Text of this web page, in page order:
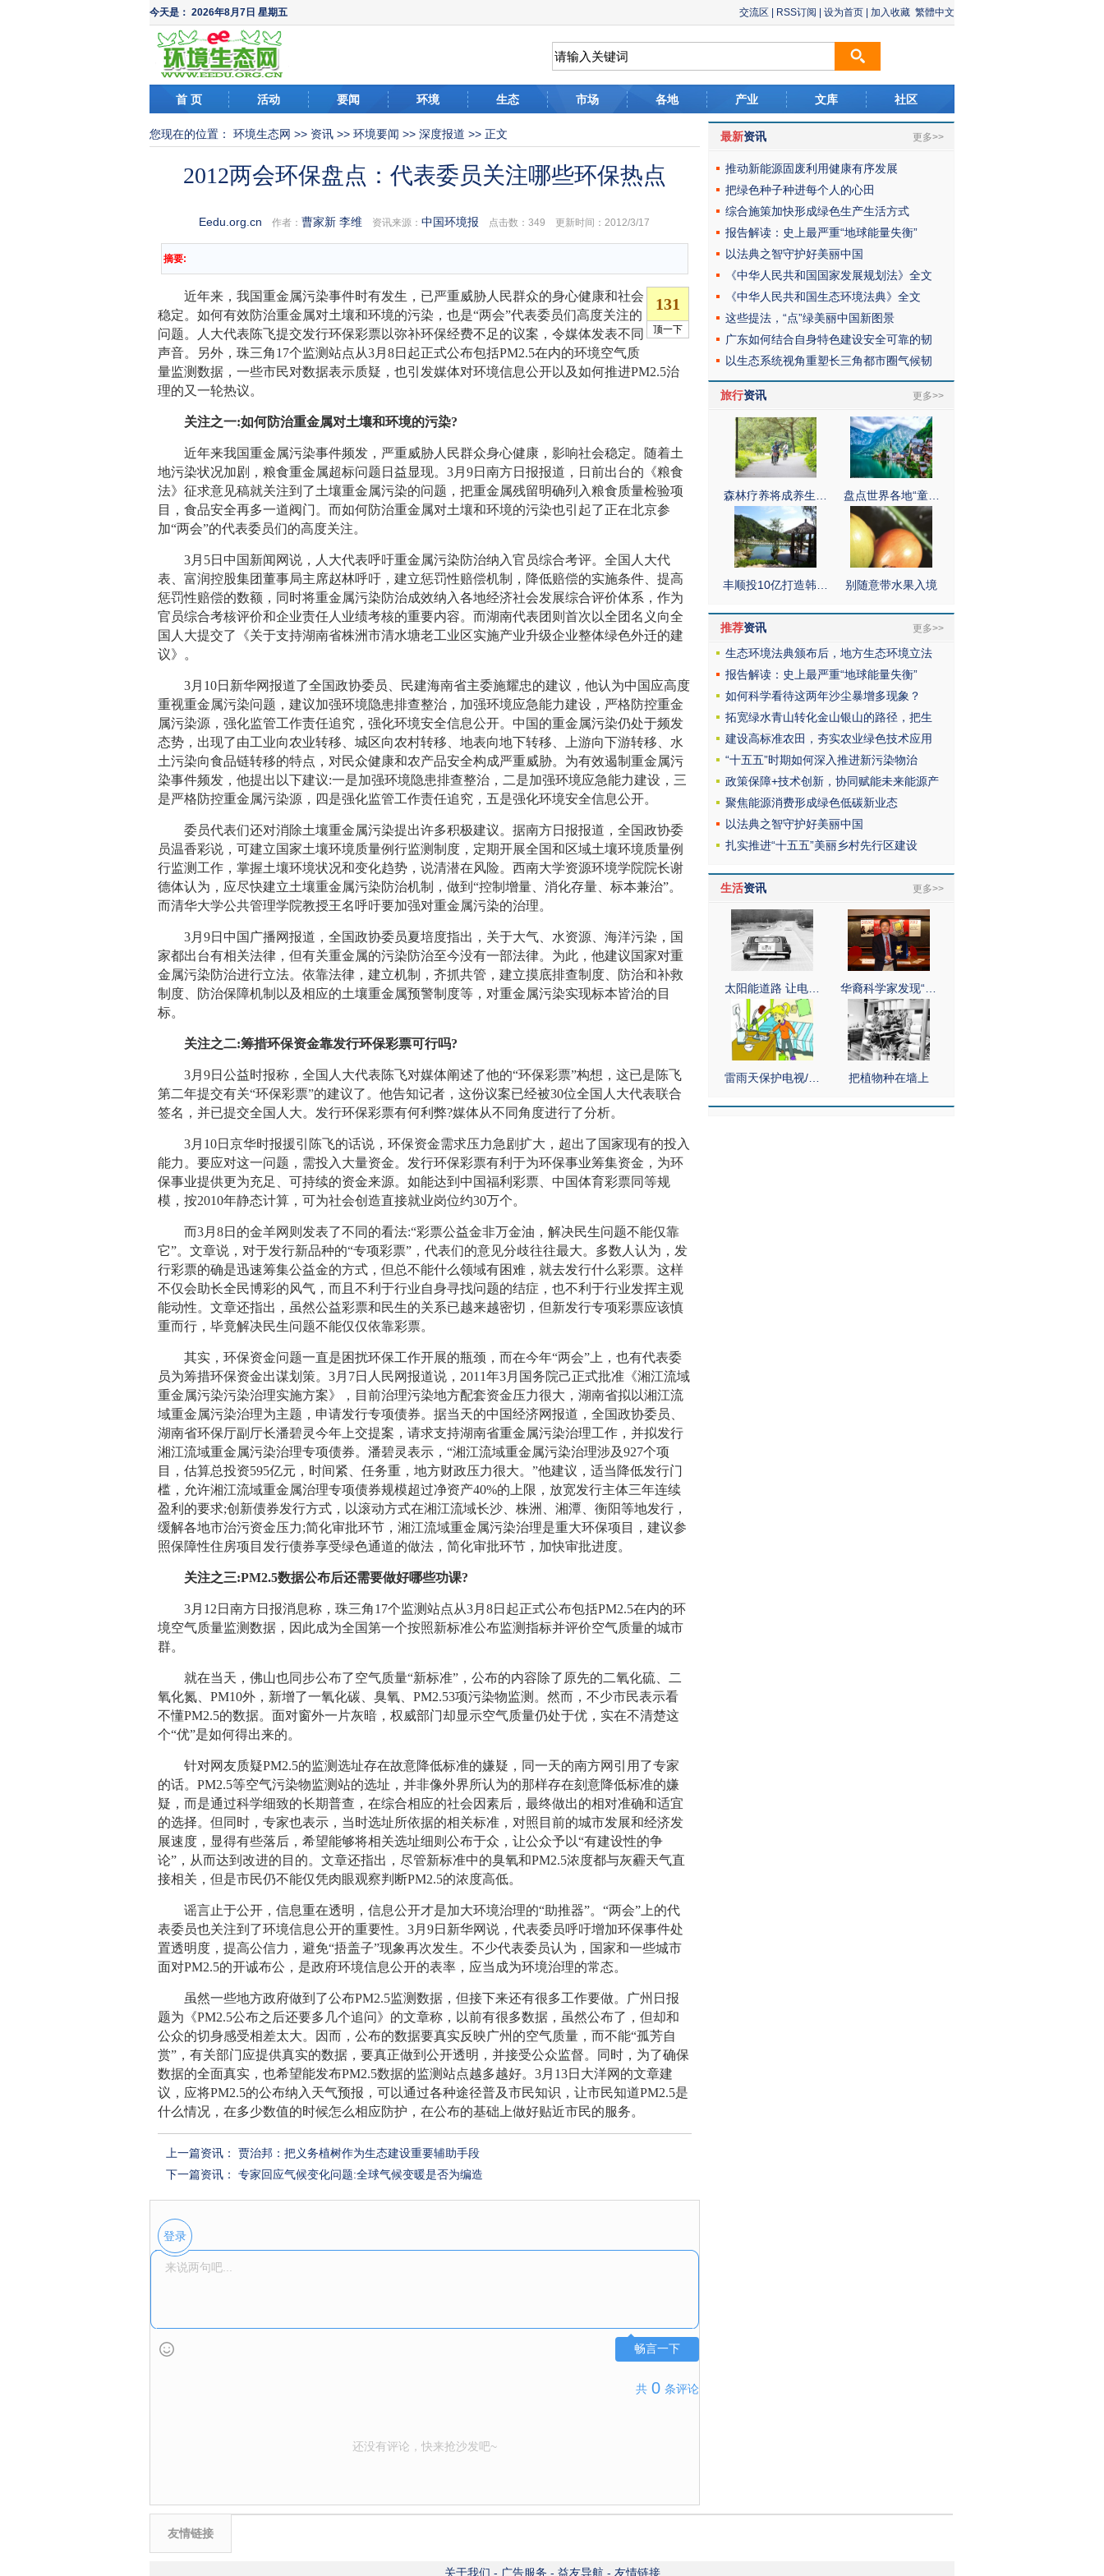
今天是： 2026年8月7日 星期五 交流区 RSS订阅 设为首页 加入收藏 繁體中文
首 页 活动 要闻 环境 生态 市场 各地 产业 文库 社区
您现在的位置： 环境生态网 >> 资讯 >> 环境要闻 >> 深度报道 >> 正文
2012两会环保盘点：代表委员关注哪些环保热点
Eedu.org.cn 作者： 曹家新 李维 资讯来源：中国环境报 点击数：349 更新时间：2012/3/17
摘要:
近年来，我国重金属污染事件时有发生，已严重威胁人民群众的身心健康和社会
稳定。如何有效防治重金属对土壤和环境的污染，也是“两会”代表委员们高度关注的
问题。人大代表陈飞提交发行环保彩票以弥补环保经费不足的议案，令媒体发表不同
声音。另外，珠三角17个监测站点从3月8日起正式公布包括PM2.5在内的环境空气质
量监测数据，一些市民对数据表示质疑，也引发媒体对环境信息公开以及如何推进PM2.5治
理的又一轮热议。
关注之一:如何防治重金属对土壤和环境的污染?
近年来我国重金属污染事件频发，严重威胁人民群众身心健康，影响社会稳定。随着土
地污染状况加剧，粮食重金属超标问题日益显现。3月9日南方日报报道，日前出台的《粮食
法》征求意见稿就关注到了土壤重金属污染的问题，把重金属残留明确列入粮食质量检验项
目，食品安全再多一道阀门。而如何防治重金属对土壤和环境的污染也引起了正在北京参
加“两会”的代表委员们的高度关注。
3月5日中国新闻网说，人大代表呼吁重金属污染防治纳入官员综合考评。全国人大代
表、富润控股集团董事局主席赵林呼吁，建立惩罚性赔偿机制，降低赔偿的实施条件、提高
惩罚性赔偿的数额，同时将重金属污染防治成效纳入各地经济社会发展综合评价体系，作为
官员综合考核评价和企业责任人业绩考核的重要内容。而湖南代表团则首次以全团名义向全
国人大提交了《关于支持湖南省株洲市清水塘老工业区实施产业升级企业整体绿色外迁的建
议》。
3月10日新华网报道了全国政协委员、民建海南省主委施耀忠的建议，他认为中国应高度
重视重金属污染问题，建议加强环境隐患排查整治，加强环境应急能力建设，严格防控重金
属污染源，强化监管工作责任追究，强化环境安全信息公开。中国的重金属污染仍处于频发
态势，出现了由工业向农业转移、城区向农村转移、地表向地下转移、上游向下游转移、水
土污染向食品链转移的特点，对民众健康和农产品安全构成严重威胁。为有效遏制重金属污
染事件频发，他提出以下建议:一是加强环境隐患排查整治，二是加强环境应急能力建设，三
是严格防控重金属污染源，四是强化监管工作责任追究，五是强化环境安全信息公开。
委员代表们还对消除土壤重金属污染提出许多积极建议。据南方日报报道，全国政协委
员温香彩说，可建立国家土壤环境质量例行监测制度，定期开展全国和区域土壤环境质量例
行监测工作，掌握土壤环境状况和变化趋势，说清潜在风险。西南大学资源环境学院院长谢
德体认为，应尽快建立土壤重金属污染防治机制，做到“控制增量、消化存量、标本兼治”。
而清华大学公共管理学院教授王名呼吁要加强对重金属污染的治理。
3月9日中国广播网报道，全国政协委员夏培度指出，关于大气、水资源、海洋污染，国
家都出台有相关法律，但有关重金属的污染防治至今没有一部法律。为此，他建议国家对重
金属污染防治进行立法。依靠法律，建立机制，齐抓共管，建立摸底排查制度、防治和补救
制度、防治保障机制以及相应的土壤重金属预警制度等，对重金属污染实现标本皆治的目
标。
关注之二:筹措环保资金靠发行环保彩票可行吗?
3月9日公益时报称，全国人大代表陈飞对媒体阐述了他的“环保彩票”构想，这已是陈飞
第二年提交有关“环保彩票”的建议了。他告知记者，这份议案已经被30位全国人大代表联合
签名，并已提交全国人大。发行环保彩票有何利弊?媒体从不同角度进行了分析。
3月10日京华时报援引陈飞的话说，环保资金需求压力急剧扩大，超出了国家现有的投入
能力。要应对这一问题，需投入大量资金。发行环保彩票有利于为环保事业筹集资金，为环
保事业提供更为充足、可持续的资金来源。如能达到中国福利彩票、中国体育彩票同等规
模，按2010年静态计算，可为社会创造直接就业岗位约30万个。
而3月8日的金羊网则发表了不同的看法:“彩票公益金非万金油，解决民生问题不能仅靠
它”。文章说，对于发行新品种的“专项彩票”，代表们的意见分歧往往最大。多数人认为，发
行彩票的确是迅速筹集公益金的方式，但总不能什么领域有困难，就去发行什么彩票。这样
不仅会助长全民博彩的风气，而且不利于行业自身寻找问题的结症，也不利于行业发挥主观
能动性。文章还指出，虽然公益彩票和民生的关系已越来越密切，但新发行专项彩票应该慎
重而行，毕竟解决民生问题不能仅仅依靠彩票。
其实，环保资金问题一直是困扰环保工作开展的瓶颈，而在今年“两会”上，也有代表委
员为筹措环保资金出谋划策。3月7日人民网报道说，2011年3月国务院己正式批准《湘江流域
重金属污染污染治理实施方案》，目前治理污染地方配套资金压力很大，湖南省拟以湘江流
域重金属污染治理为主题，申请发行专项债券。据当天的中国经济网报道，全国政协委员、
湖南省环保厅副厅长潘碧灵今年上交提案，请求支持湖南省重金属污染治理工作，并拟发行
湘江流域重金属污染治理专项债券。潘碧灵表示，“湘江流域重金属污染治理涉及927个项
目，估算总投资595亿元，时间紧、任务重，地方财政压力很大。”他建议，适当降低发行门
槛，允许湘江流域重金属治理专项债券规模超过净资产40%的上限，放宽发行主体三年连续
盈利的要求;创新债券发行方式，以滚动方式在湘江流域长沙、株洲、湘潭、衡阳等地发行，
缓解各地市治污资金压力;简化审批环节，湘江流域重金属污染治理是重大环保项目，建议参
照保障性住房项目发行债券享受绿色通道的做法，简化审批环节，加快审批进度。
关注之三:PM2.5数据公布后还需要做好哪些功课?
3月12日南方日报消息称，珠三角17个监测站点从3月8日起正式公布包括PM2.5在内的环
境空气质量监测数据，因此成为全国第一个按照新标准公布监测指标并评价空气质量的城市
群。
就在当天，佛山也同步公布了空气质量“新标准”，公布的内容除了原先的二氧化硫、二
氧化氮、PM10外，新增了一氧化碳、臭氧、PM2.53项污染物监测。然而，不少市民表示看
不懂PM2.5的数据。面对窗外一片灰暗，权威部门却显示空气质量仍处于优，实在不清楚这
个“优”是如何得出来的。
针对网友质疑PM2.5的监测选址存在故意降低标准的嫌疑，同一天的南方网引用了专家
的话。PM2.5等空气污染物监测站的选址，并非像外界所认为的那样存在刻意降低标准的嫌
疑，而是通过科学细致的长期普查，在综合相应的社会因素后，最终做出的相对准确和适宜
的选择。但同时，专家也表示，当时选址所依据的相关标准，对照目前的城市发展和经济发
展速度，显得有些落后，希望能够将相关选址细则公布于众，让公众予以“有建设性的争
论”，从而达到改进的目的。文章还指出，尽管新标准中的臭氧和PM2.5浓度都与灰霾天气直
接相关，但是市民仍不能仅凭肉眼观察判断PM2.5的浓度高低。
谣言止于公开，信息重在透明，信息公开才是加大环境治理的“助推器”。“两会”上的代
表委员也关注到了环境信息公开的重要性。3月9日新华网说，代表委员呼吁增加环保事件处
置透明度，提高公信力，避免“捂盖子”现象再次发生。不少代表委员认为，国家和一些城市
面对PM2.5的开诚布公，是政府环境信息公开的表率，应当成为环境治理的常态。
虽然一些地方政府做到了公布PM2.5监测数据，但接下来还有很多工作要做。广州日报
题为《PM2.5公布之后还要多几个追问》的文章称，以前有很多数据，虽然公布了，但却和
公众的切身感受相差太大。因而，公布的数据要真实反映广州的空气质量，而不能“孤芳自
赏”，有关部门应提供真实的数据，要真正做到公开透明，并接受公众监督。同时，为了确保
数据的全面真实，也希望能发布PM2.5数据的监测站点越多越好。3月13日大洋网的文章建
议，应将PM2.5的公布纳入天气预报，可以通过各种途径普及市民知识，让市民知道PM2.5是
什么情况，在多少数值的时候怎么相应防护，在公布的基础上做好贴近市民的服务。
上一篇资讯：贾治邦：把义务植树作为生态建设重要辅助手段
下一篇资讯：专家回应气候变化问题:全球气候变暖是否为编造
登录
畅言一下
共 0 条评论
还没有评论，快来抢沙发吧~
最新资讯 更多>>
推动新能源固废利用健康有序发展
把绿色种子种进每个人的心田
综合施策加快形成绿色生产生活方式
报告解读：史上最严重“地球能量失衡”
以法典之智守护好美丽中国
《中华人民共和国国家发展规划法》全文
《中华人民共和国生态环境法典》全文
这些提法，“点”绿美丽中国新图景
广东如何结合自身特色建设安全可靠的韧
以生态系统视角重塑长三角都市圈气候韧
旅行资讯 更多>>
森林疗养将成养生… 盘点世界各地“童…
丰顺投10亿打造韩… 别随意带水果入境
推荐资讯 更多>>
生态环境法典颁布后，地方生态环境立法
报告解读：史上最严重“地球能量失衡”
如何科学看待这两年沙尘暴增多现象？
拓宽绿水青山转化金山银山的路径，把生
建设高标准农田，夯实农业绿色技术应用
“十五五”时期如何深入推进新污染物治
政策保障+技术创新，协同赋能未来能源产
聚焦能源消费形成绿色低碳新业态
以法典之智守护好美丽中国
扎实推进“十五五”美丽乡村先行区建设
生活资讯 更多>>
太阳能道路 让电… 华裔科学家发现“…
雷雨天保护电视/… 把植物种在墙上
友情链接
关于我们 - 广告服务 - 益友导航 - 友情链接